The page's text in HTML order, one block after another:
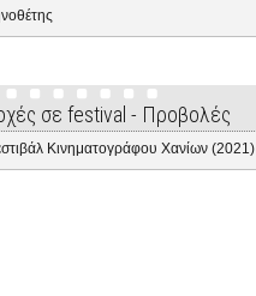
σε festival - Προβολές
Κινηματογράφου Χανίων (2021)